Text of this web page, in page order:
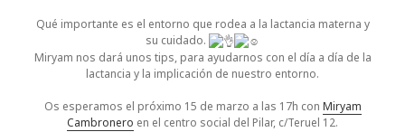
Qué importante es el entorno que rodea a la lactancia materna y
su cuidado.
Miryam nos dará unos tips, para ayudarnos con el día a día de la
lactancia y la implicación de nuestro entorno.
Os esperamos el próximo 15 de marzo a las 17h con Miryam
Cambronero en el centro social del Pilar, c/Teruel 12.